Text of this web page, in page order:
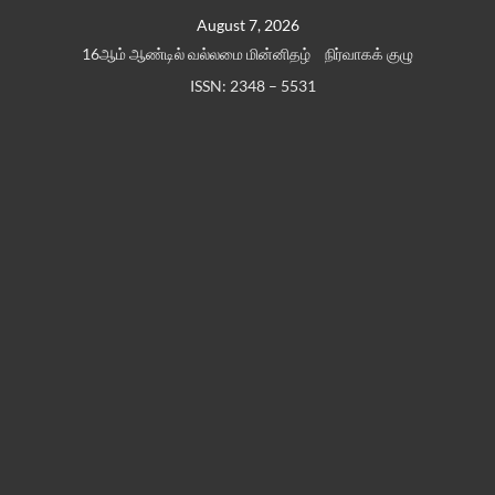
August 7, 2026
16ஆம் ஆண்டில் வல்லமை மின்னிதழ்
நிர்வாகக் குழு
ISSN: 2348 – 5531